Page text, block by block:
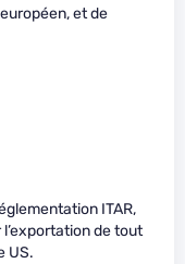
et de
ITAR,
de tout
US.